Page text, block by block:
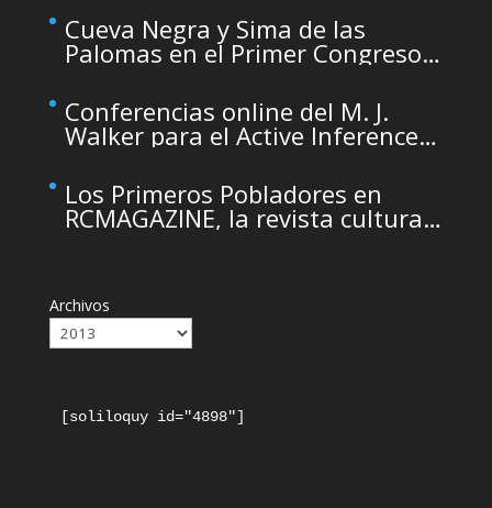
maintenance
Cueva Negra y Sima de las
Palomas en el Primer Congreso
Murcia organizado por el CDL
Conferencias online del M. J.
Walker para el Active Inference
Los Primeros Pobladores en
RCMAGAZINE, la revista cultural
Archivos
[soliloquy id="4898"]